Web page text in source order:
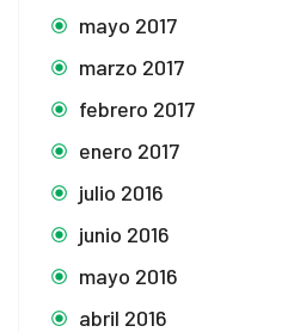
mayo 2017
marzo 2017
febrero 2017
enero 2017
julio 2016
junio 2016
mayo 2016
abril 2016